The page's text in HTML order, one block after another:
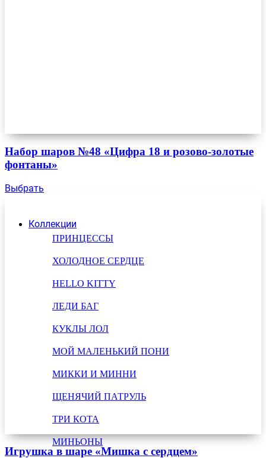
Коллекции
ПРИНЦЕССЫ
ХОЛОДНОЕ СЕРДЦЕ
HELLO KITTY
ЛЕДИ БАГ
КУКЛЫ ЛОЛ
МОЙ МАЛЕНЬКИЙ ПОНИ
МИККИ И МИННИ
ЩЕНЯЧИЙ ПАТРУЛЬ
ТРИ КОТА
МИНЬОНЫ
Набор шаров №48 «Цифра 18 и розово-золотые
фонтаны»
Выбрать
Игрушка в шаре «Мишка с сердцем»